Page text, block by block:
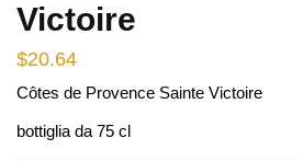
Victoire
$20.64
Côtes de Provence Sainte Victoire
bottiglia da 75 cl